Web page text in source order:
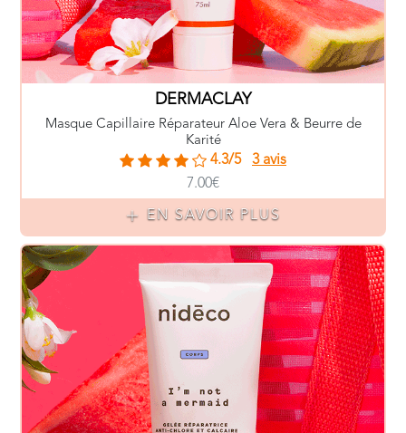
DERMACLAY
Masque Capillaire Réparateur Aloe Vera & Beurre de
Karité
4.3/5
3 avis
7.00€
EN SAVOIR PLUS